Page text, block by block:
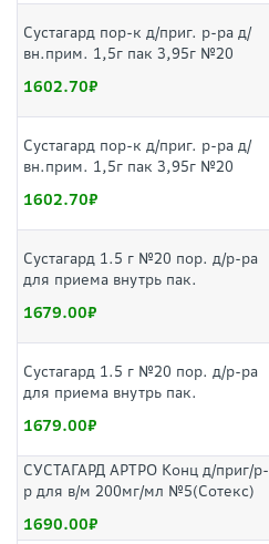
Сустагард пор-к д/приг. р-ра д/
вн.прим. 1,5г пак 3,95г №20
1602.70
Сустагард пор-к д/приг. р-ра д/
вн.прим. 1,5г пак 3,95г №20
1602.70
Сустагард 1.5 г №20 пор. д/р-ра
для приема внутрь пак.
1679.00
Сустагард 1.5 г №20 пор. д/р-ра
для приема внутрь пак.
1679.00
СУСТАГАРД АРТРО Конц д/приг/р-
р для в/м 200мг/мл №5(Сотекс)
1690.00